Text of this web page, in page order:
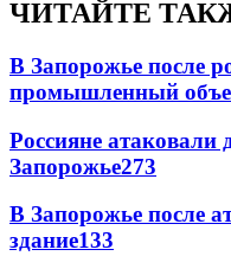
ЧИТАЙТЕ
В Запорожье после
промышленный
Россияне атаковали
Запорожье273
В Запорожье после
здание133